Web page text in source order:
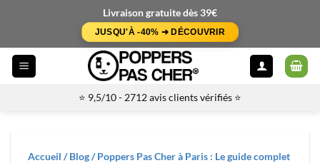
Livraison gratuite dès 39€
JUSQU'À -40% ➜ DÉCOUVRIR
⭐ 9,5/10 - 2712 avis clients vérifiés ⭐
Accueil /Blog/Poppers Pas Cher à Paris : Le guide complet